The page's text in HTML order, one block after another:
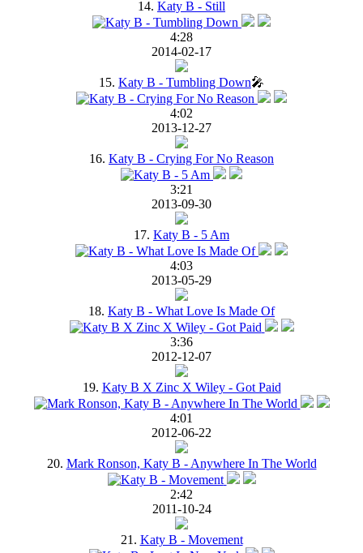
14. Katy B - Still
4:28
2014-02-17
15. Katy B - Tumbling Down🎤
4:02
2013-12-27
16. Katy B - Crying For No Reason
3:21
2013-09-30
17. Katy B - 5 Am
4:03
2013-05-29
18. Katy B - What Love Is Made Of
3:36
2012-12-07
19. Katy B X Zinc X Wiley - Got Paid
4:01
2012-06-22
20. Mark Ronson, Katy B - Anywhere In The World
2:42
2011-10-24
21. Katy B - Movement